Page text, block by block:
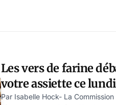
Les vers de farine
votre assiette ce
régalez-vous !
Par Isabelle Hock- La